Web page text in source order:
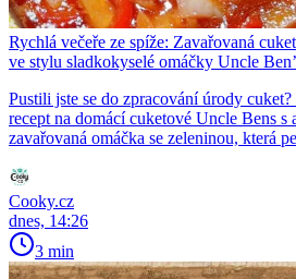
Rychlá večeře ze spíže: Zavařovaná
ve stylu sladkokyselé omáčky Uncle
Pustili jste se do zpracování úrody
recept na domácí cuketové Uncle Bens s
zavařovaná omáčka se zeleninou, která
Cooky.cz
dnes, 14:26
3 min